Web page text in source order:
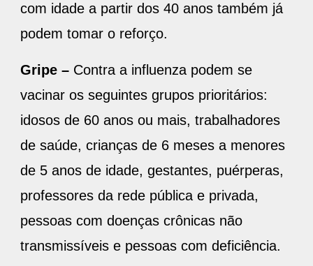
com idade a partir dos 40 anos também já
podem tomar o reforço.
Gripe – Contra a influenza podem se
vacinar os seguintes grupos prioritários:
idosos de 60 anos ou mais, trabalhadores
de saúde, crianças de 6 meses a menores
de 5 anos de idade, gestantes, puérperas,
professores da rede pública e privada,
pessoas com doenças crônicas não
transmissíveis e pessoas com deficiência.